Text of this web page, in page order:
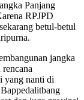
Panjang
RPJPD
betul-betul
jangka
yang nanti di